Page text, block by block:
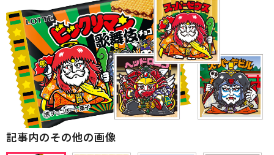
記事内のその他の画像